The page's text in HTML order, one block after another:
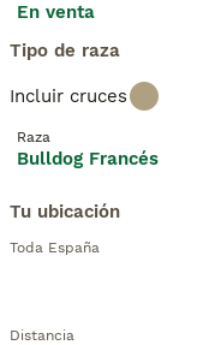
En venta
Tipo de raza
Incluir cruces
Raza
Bulldog Francés
Tu ubicación
Toda España
Distancia